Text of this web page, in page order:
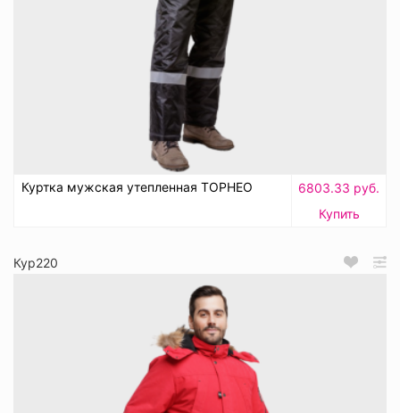
Куртка мужская утепленная ТОРНЕО
6803.33 руб.
Купить
Кур220